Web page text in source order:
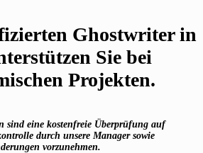
Ghostwriter in
Sie bei
Projekten.
sind eine kostenfreie Überprüfung auf
durch unsere Manager sowie
vorzunehmen.